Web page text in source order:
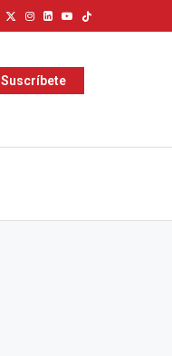
Suscríbete